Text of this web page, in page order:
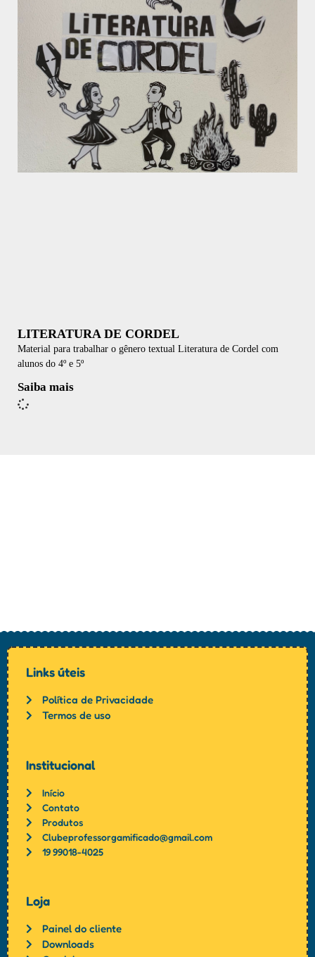
LITERATURA DE CORDEL
Material para trabalhar o gênero textual Literatura de Cordel com
alunos do 4º e 5º
Saiba mais
Links úteis
Política de Privacidade
Termos de uso
Institucional
Início
Contato
Produtos
Clubeprofessorgamificado@gmail.com
19 99018-4025
Loja
Painel do cliente
Downloads